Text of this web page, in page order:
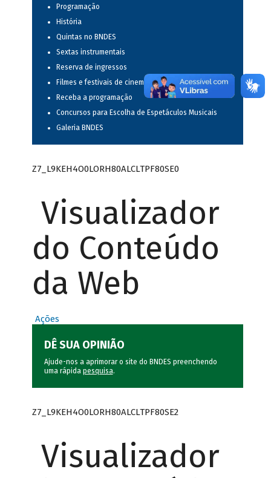
Programação
História
Quintas no BNDES
Sextas instrumentais
Reserva de ingressos
Filmes e festivais de cinema
Receba a programação
Concursos para Escolha de Espetáculos Musicais
Galeria BNDES
Z7_L9KEH4O0LORH80ALCLTPF80SE0
Visualizador
do Conteúdo
da Web
Ações
DÊ SUA OPINIÃO
Ajude-nos a aprimorar o site do BNDES preenchendo
uma rápida pesquisa.
Z7_L9KEH4O0LORH80ALCLTPF80SE2
Visualizador